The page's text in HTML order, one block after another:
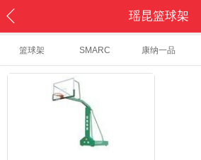
瑶昆篮球架
篮球架 SMARC 康纳一品